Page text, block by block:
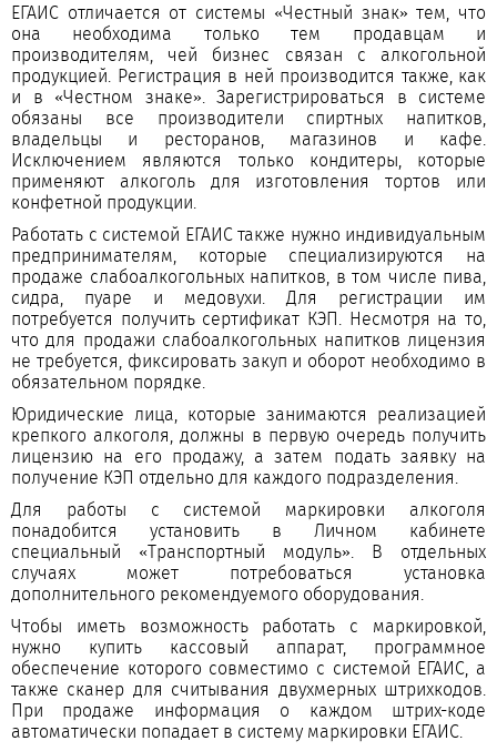
ЕГАИС отличается от системы «Честный знак» тем, что
она необходима только тем продавцам и
производителям, чей бизнес связан с алкогольной
продукцией. Регистрация в ней производится также, как
и в «Честном знаке». Зарегистрироваться в системе
обязаны все производители спиртных напитков,
владельцы и ресторанов, магазинов и кафе.
Исключением являются только кондитеры, которые
применяют алкоголь для изготовления тортов или
конфетной продукции.
Работать с системой ЕГАИС также нужно индивидуальным
предпринимателям, которые специализируются на
продаже слабоалкогольных напитков, в том числе пива,
сидра, пуаре и медовухи. Для регистрации им
потребуется получить сертификат КЭП. Несмотря на то,
что для продажи слабоалкогольных напитков лицензия
не требуется, фиксировать закуп и оборот необходимо в
обязательном порядке.
Юридические лица, которые занимаются реализацией
крепкого алкоголя, должны в первую очередь получить
лицензию на его продажу, а затем подать заявку на
получение КЭП отдельно для каждого подразделения.
Для работы с системой маркировки алкоголя
понадобится установить в Личном кабинете
специальный «Транспортный модуль». В отдельных
случаях может потребоваться установка
дополнительного рекомендуемого оборудования.
Чтобы иметь возможность работать с маркировкой,
нужно купить кассовый аппарат, программное
обеспечение которого совместимо с системой ЕГАИС, а
также сканер для считывания двухмерных штрихкодов.
При продаже информация о каждом штрих-коде
автоматически попадает в систему маркировки ЕГАИС.